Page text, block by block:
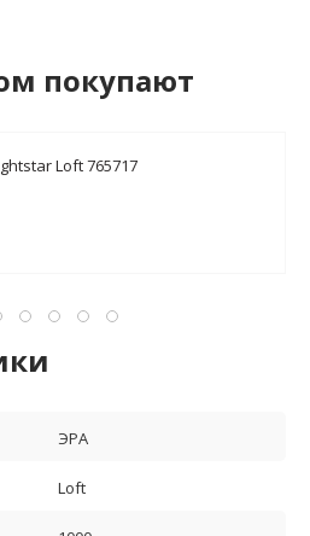
покупают
Loft 765717
ЭРА
Loft